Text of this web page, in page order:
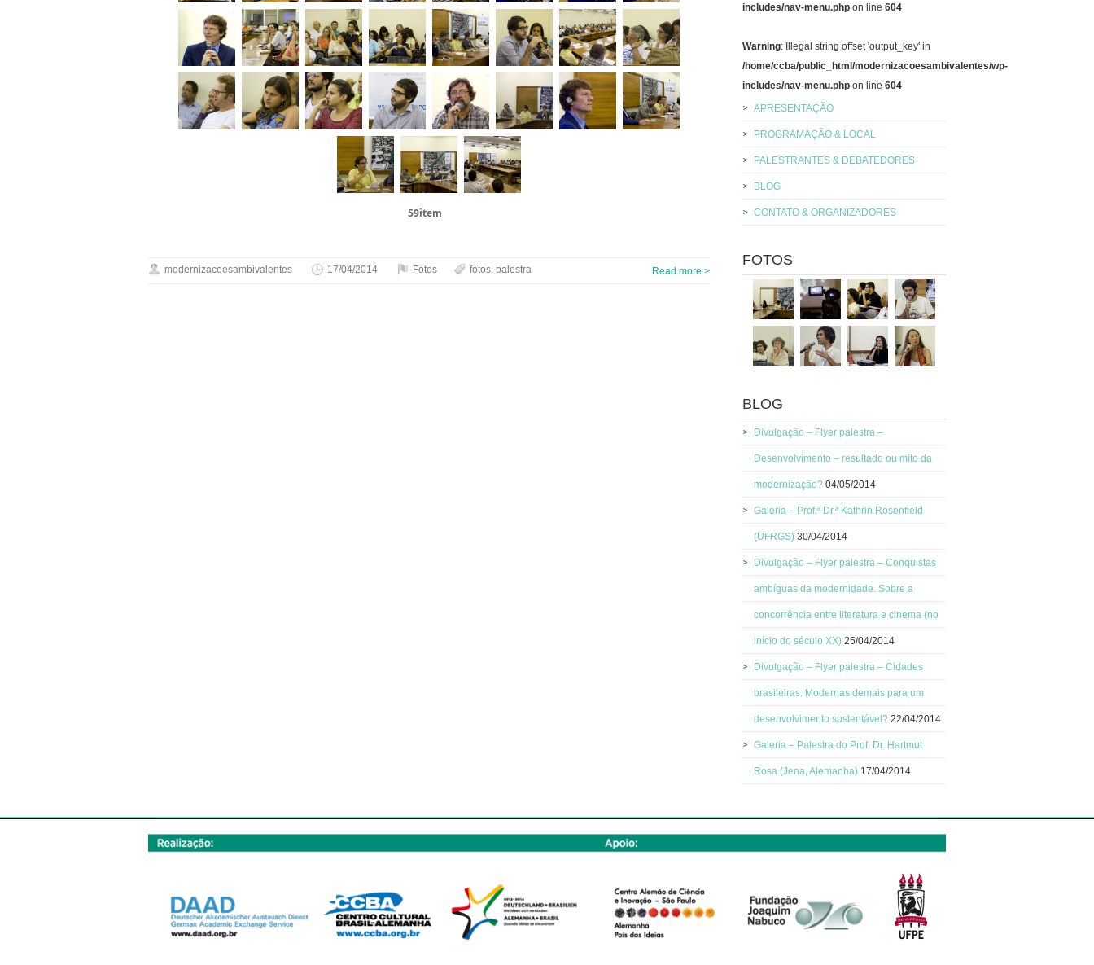
59item
modernizacoesambivalentes 17/04/2014 Fotos fotos palestra Read more >
includes/nav-menu.php on line 604
Warning: Illegal string offset 'output_key' in
/home/ccba/public_html/modernizacoesambivalentes/wp-
includes/nav-menu.php on line 604
APRESENTAÇÃO
PROGRAMAÇÃO & LOCAL
PALESTRANTES & DEBATEDORES
BLOG
CONTATO & ORGANIZADORES
FOTOS
BLOG
Divulgação – Flyer palestra –
Desenvolvimento – resultado ou mito da
modernização? 04/05/2014
Galeria – Prof.ª Dr.ª Kathrin Rosenfield
(UFRGS) 30/04/2014
Divulgação – Flyer palestra – Conquistas
ambíguas da modernidade. Sobre a
concorrência entre literatura e cinema (no
início do século XX) 25/04/2014
Divulgação – Flyer palestra – Cidades
brasileiras: Modernas demais para um
desenvolvimento sustentável? 22/04/2014
Galeria – Palestra do Prof. Dr. Hartmut
Rosa (Jena, Alemanha) 17/04/2014